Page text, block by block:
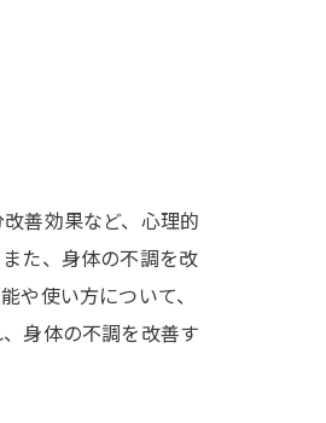
善効果など、心理的
た、身体の不調を改
や使い方について、
身体の不調を改善す